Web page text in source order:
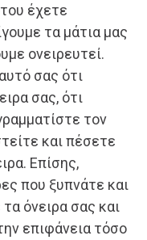
έχετε
τα μάτια μας
ονειρευτεί.
σας ότι
σας, ότι
τον
και πέσετε
Επίσης,
που ξυπνάτε και
όνειρα σας και
επιφάνεια τόσο